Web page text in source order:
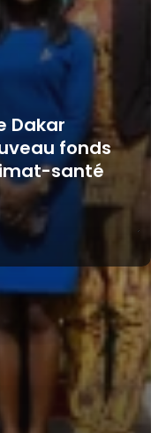
Dakar
fonds
santé